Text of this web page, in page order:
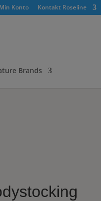
Min Konto Kontakt Roseline
Brands